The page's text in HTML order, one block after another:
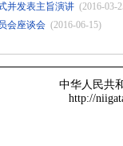
并发表主旨演讲 (2016-03-
会座谈会 (2016-06-15)
中华人民共
http://